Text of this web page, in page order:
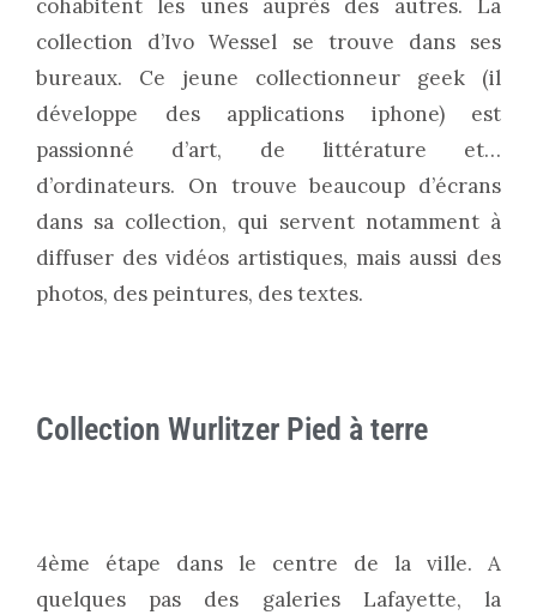
cohabitent les unes auprès des autres. La
collection d’Ivo Wessel se trouve dans ses
bureaux. Ce jeune collectionneur geek (il
développe des applications iphone) est
passionné d’art, de littérature et…
d’ordinateurs. On trouve beaucoup d’écrans
dans sa collection, qui servent notamment à
diffuser des vidéos artistiques, mais aussi des
photos, des peintures, des textes.
Collection Wurlitzer Pied à terre
4ème étape dans le centre de la ville. A
quelques pas des galeries Lafayette, la